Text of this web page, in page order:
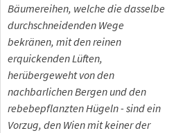
Bäumereihen, welche die dasselbe
durchschneidenden Wege
bekränen, mit den reinen
erquickenden Lüften,
herübergeweht von den
nachbarlichen Bergen und den
rebebepflanzten Hügeln - sind ein
Vorzug, den Wien mit keiner der